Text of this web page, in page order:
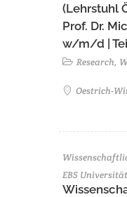
(Lehrstuhl
Prof. Dr.
w/m/d |
Research,
Oestrich-
EBS